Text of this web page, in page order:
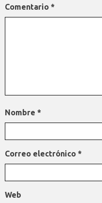
Comentario *
Nombre *
Correo electrónico *
Web